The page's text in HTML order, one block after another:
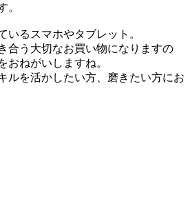
。
いるスマホやタブレット。
合う大切なお買い物になりますの
おねがいしますね。
ルを活かしたい方、磨きたい方にお